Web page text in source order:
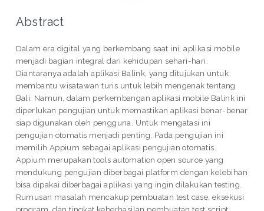
Abstract
Dalam era digital yang berkembang saat ini, aplikasi mobile
menjadi bagian integral dari kehidupan sehari-hari.
Diantaranya adalah aplikasi Balink, yang ditujukan untuk
membantu wisatawan turis untuk lebih mengenak tentang
Bali. Namun, dalam perkembangan aplikasi mobile Balink ini
diperlukan pengujian untuk memastikan aplikasi benar-benar
siap digunakan oleh pengguna. Untuk mengatasi ini
pengujian otomatis menjadi penting. Pada pengujian ini
memilih Appium sebagai aplikasi pengujian otomatis.
Appium merupakan tools automation open source yang
mendukung pengujian diberbagai platform dengan kelebihan
bisa dipakai diberbagai aplikasi yang ingin dilakukan testing.
Rumusan masalah mencakup pembuatan test case, eksekusi